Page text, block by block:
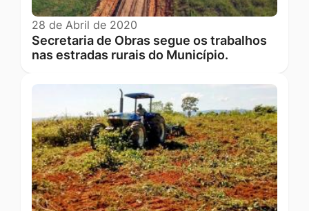
28 de Abril de 2020
Secretaria de Obras segue os trabalhos
nas estradas rurais do Município.